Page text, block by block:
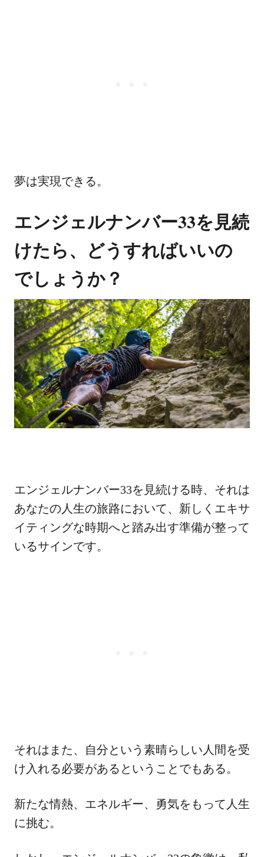
夢は実現できる。
エンジェルナンバー33を見続
けたら、どうすればいいの
でしょうか？
エンジェルナンバー33を見続ける時、それは
あなたの人生の旅路において、新しくエキサ
イティングな時期へと踏み出す準備が整って
いるサインです。
それはまた、自分という素晴らしい人間を受
け入れる必要があるということでもある。
新たな情熱、エネルギー、勇気をもって人生
に挑む。